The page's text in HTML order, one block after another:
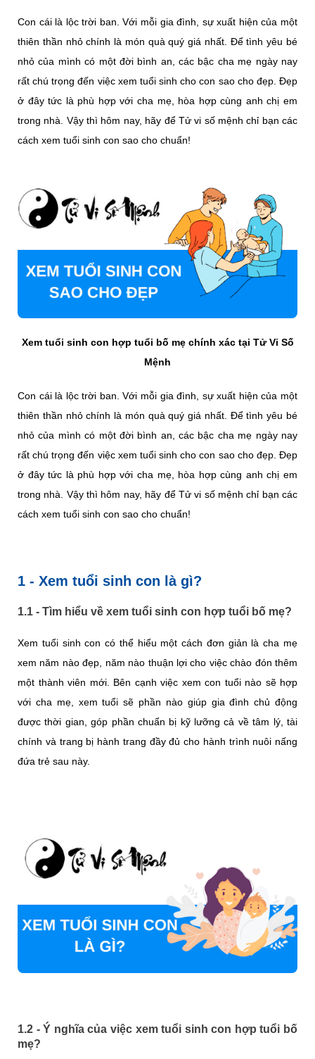
Con cái là lộc trời ban. Với mỗi gia đình, sự xuất hiện của một
thiên thần nhỏ chính là món quà quý giá nhất. Để tình yêu bé
nhỏ của mình có một đời bình an, các bậc cha mẹ ngày nay
rất chú trọng đến việc xem tuổi sinh cho con sao cho đẹp. Đẹp
ở đây tức là phù hợp với cha mẹ, hòa hợp cùng anh chị em
trong nhà. Vậy thì hôm nay, hãy để Tử vi số mệnh chỉ bạn các
cách xem tuổi sinh con sao cho chuẩn!
Xem tuổi sinh con hợp tuổi bố mẹ chính xác tại Tử Vi Số
Mệnh
Con cái là lộc trời ban. Với mỗi gia đình, sự xuất hiện của một
thiên thần nhỏ chính là món quà quý giá nhất. Để tình yêu bé
nhỏ của mình có một đời bình an, các bậc cha mẹ ngày nay
rất chú trọng đến việc xem tuổi sinh cho con sao cho đẹp. Đẹp
ở đây tức là phù hợp với cha mẹ, hòa hợp cùng anh chị em
trong nhà. Vậy thì hôm nay, hãy để Tử vi số mệnh chỉ bạn các
cách xem tuổi sinh con sao cho chuẩn!
1 - Xem tuổi sinh con là gì?
1.1 - Tìm hiểu về xem tuổi sinh con hợp tuổi bố mẹ?
Xem tuổi sinh con có thể hiểu một cách đơn giản là cha mẹ
xem năm nào đẹp, năm nào thuận lợi cho việc chào đón thêm
một thành viên mới. Bên cạnh việc xem con tuổi nào sẽ hợp
với cha mẹ, xem tuổi sẽ phần nào giúp gia đình chủ động
được thời gian, góp phần chuẩn bị kỹ lưỡng cả về tâm lý, tài
chính và trang bị hành trang đầy đủ cho hành trình nuôi nấng
đứa trẻ sau này.
1.2 - Ý nghĩa của việc xem tuổi sinh con hợp tuổi bố
mẹ?